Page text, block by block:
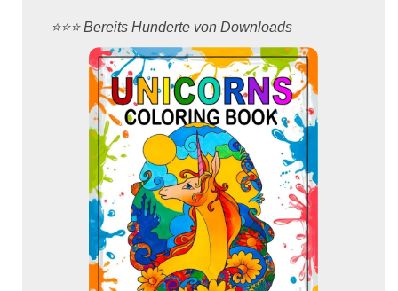
⭐️⭐️⭐️ Bereits Hunderte von Downloads